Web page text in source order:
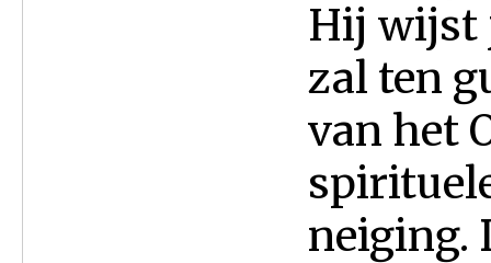
Hij wijst
zal ten
van het
neiging.